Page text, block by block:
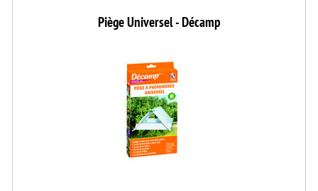
Piège Universel - Décamp